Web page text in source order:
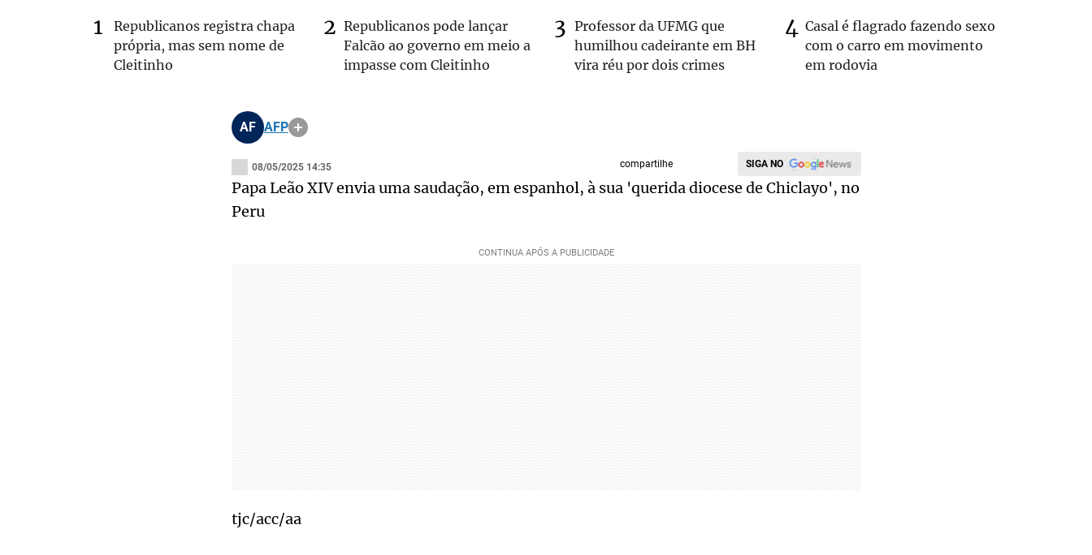
Republicanos registra chapa
própria, mas sem nome de
Cleitinho
Republicanos pode lançar
Falcão ao governo em meio a
impasse com Cleitinho
Professor da UFMG que
humilhou cadeirante em BH
vira réu por dois crimes
Casal é flagrado fazendo sexo
com o carro em movimento
em rodovia
AF AFP
08/05/2025 14:35 compartilhe SIGA NO
Papa Leão XIV envia uma saudação, em espanhol, à sua 'querida diocese de Chiclayo', no
Peru
tjc/acc/aa